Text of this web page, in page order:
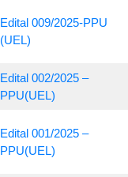
Edital 009/2025-PPU
(UEL)
Edital 002/2025 –
PPU(UEL)
Edital 001/2025 –
PPU(UEL)